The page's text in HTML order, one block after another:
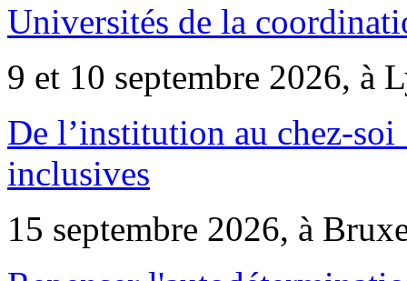
Universités de la
9 et 10 septembre 2026, à
De l’institution au chez-
inclusives
15 septembre 2026, à